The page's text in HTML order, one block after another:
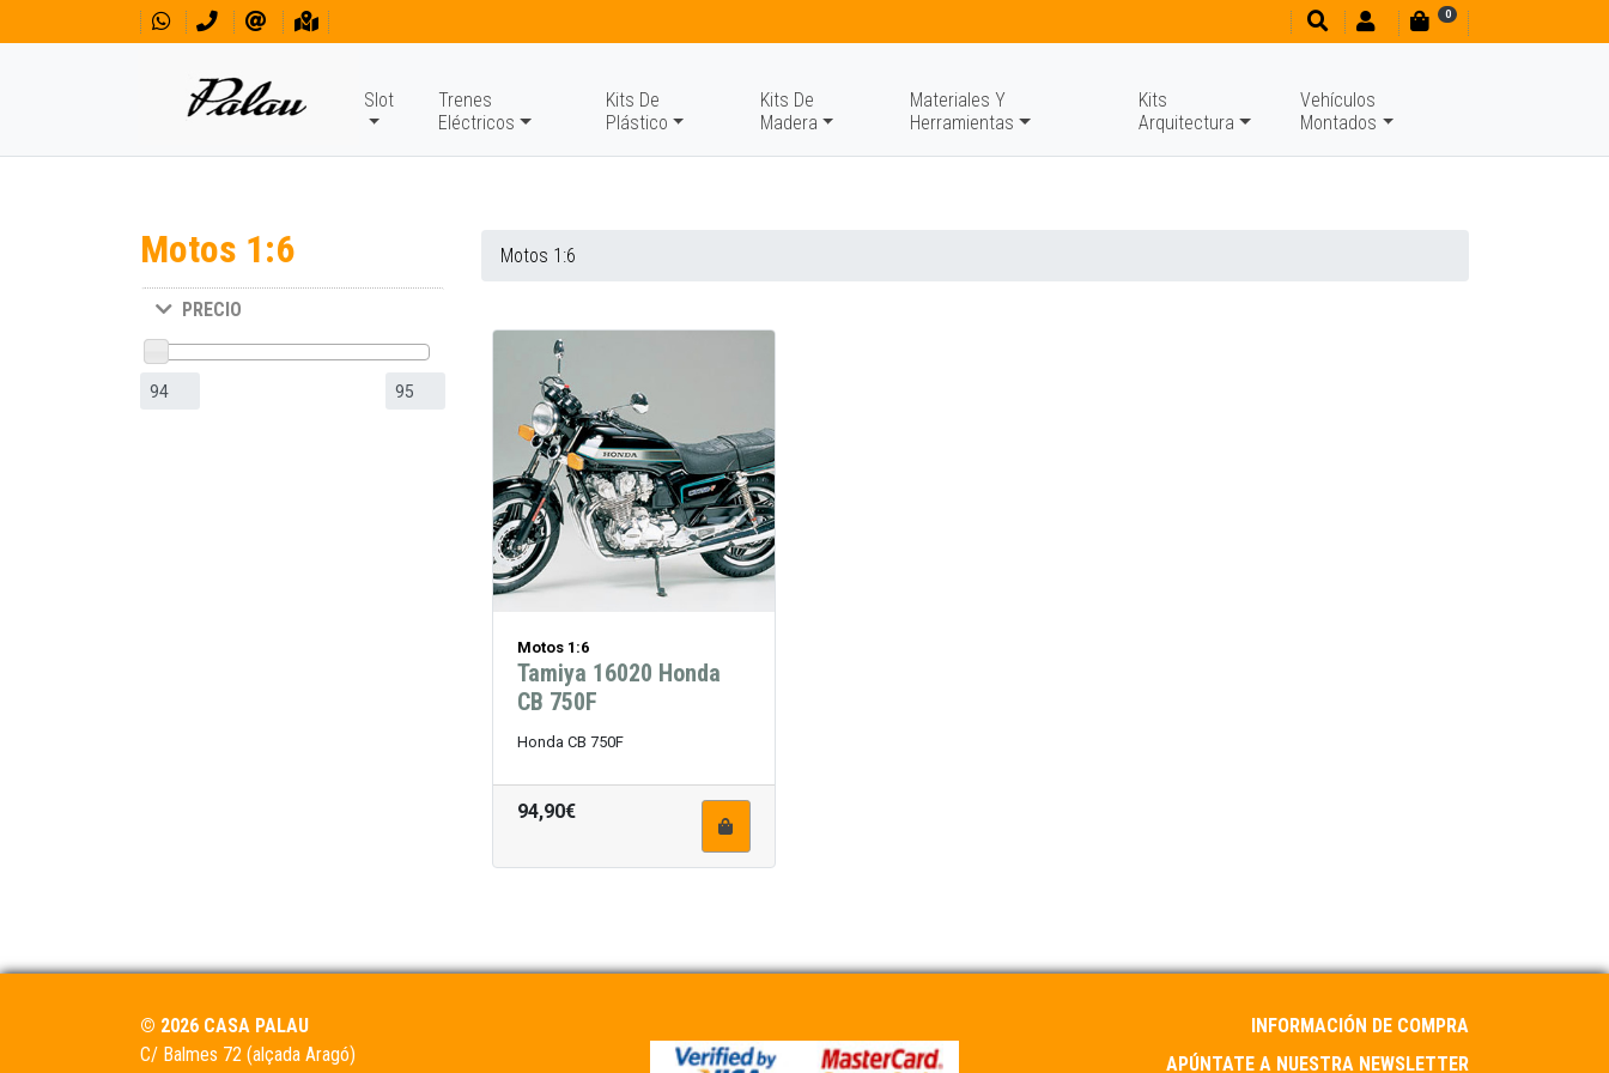
0
Slot
Trenes
Eléctricos
Kits De
Plástico
Kits De
Madera
Materiales Y
Herramientas
Kits
Arquitectura
Vehículos
Montados
Motos 1:6
PRECIO
Motos 1:6
Motos 1:6
Tamiya 16020 Honda
CB 750F
Honda CB 750F
94,90€
© 2026 CASA PALAU
C/ Balmes 72 (alçada Aragó)
INFORMACIÓN DE COMPRA
APÚNTATE A NUESTRA NEWSLETTER